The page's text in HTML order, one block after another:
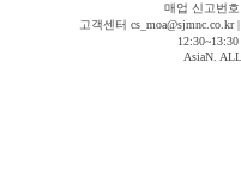
매업 신고번호
고객센터
AsiaN.